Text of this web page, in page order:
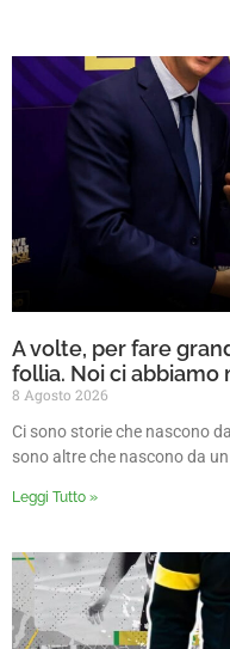
A volte, per fare
follia. Noi ci abbiamo
8 Agosto 2026
Ci sono storie che nascono
sono altre che nascono da
Leggi Tutto »